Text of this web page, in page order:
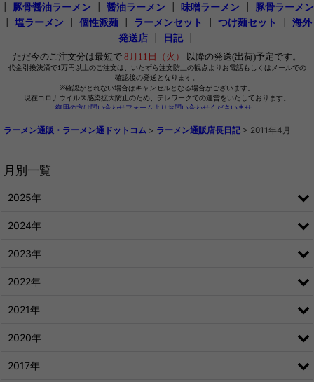
豚骨醤油ラーメン 醤油ラーメン 味噌ラーメン
豚骨ラーメン
塩ラーメン 個性派麺 ラーメンセット つけ麺セット
海外
発送店
日記┃
ラーメン通販・ラーメン通ドットコム > ラーメン通販店長日記 > 2011年4月
月別一覧
2025年
2024年
2023年
2022年
2021年
2020年
2017年